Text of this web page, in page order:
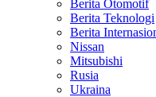
Berita Otomotif
Berita Teknologi
Berita
Nissan
Mitsubishi
Rusia
Ukraina